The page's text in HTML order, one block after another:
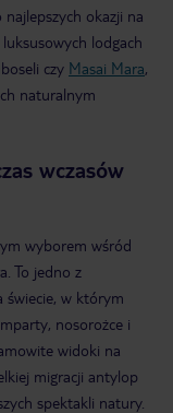
okazji na
lodgach
czy Masai Mara,
naturalnym
wczasów
wyborem wśród
To jedno z
świecie, w którym
nosorożce i
widoki na
migracji antylop
spektakli natury.